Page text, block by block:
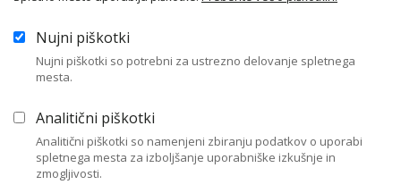
vsebine
Nadzor poslovanja preko računovodskih
izkazov ("Izobraževanje za nadzornike")_I. del
04. 06. 2026 - Gradiva izobraževanj - dr. Aljoša Valentinčič
Nujni piškotki
Nujni piškotki so potrebni za ustrezno delovanje spletnega
mesta.
Analitični piškotki
Analitični piškotki so namenjeni zbiranju podatkov o uporabi
spletnega mesta za izboljšanje uporabniške izkušnje in
zmogljivosti.